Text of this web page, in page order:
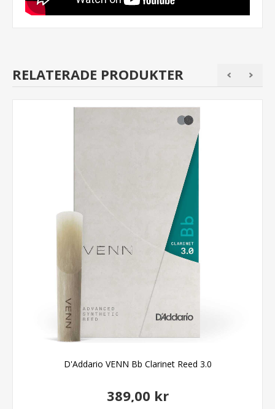
RELATERADE PRODUKTER
D'Addario VENN Bb Clarinet Reed 3.0
389,00 kr